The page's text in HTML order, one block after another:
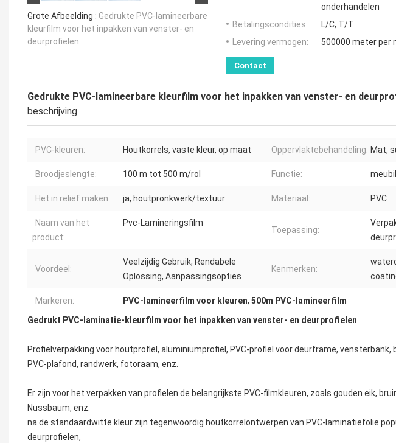
Grote Afbeelding : Gedrukte PVC-lamineerbare
kleurfilm voor het inpakken van venster- en
deurprofielen
onderhandelen
Betalingscondities:
L/C, T/T
Levering vermogen:
500000 meter per
Contact
Gedrukte PVC-lamineerbare kleurfilm voor het inpakken van venster- en
beschrijving
PVC-kleuren: Houtkorrels, vaste kleur, op maat Oppervlaktebehandeling: Mat,
Broodjeslengte: 100 m tot 500 m/rol Functie:
Het in reliëf maken: ja, houtpronkwerk/textuur Materiaal: PVC
Naam van het
product:
Pvc-Lamineringsfilm
Toepassing:
Voordeel:
Veelzijdig Gebruik, Rendabele
Oplossing, Aanpassingsopties
Kenmerken:
Markeren: PVC-lamineerfilm voor kleuren, 500m PVC-lamineerfilm
Gedrukt PVC-laminatie-kleurfilm voor het inpakken van venster- en deurprofielen
Profielverpakking voor houtprofiel, aluminiumprofiel, PVC-profiel voor deurframe, vensterbank,
PVC-plafond, randwerk, fotoraam, enz.
Er zijn voor het verpakken van profielen de belangrijkste PVC-filmkleuren, zoals gouden eik,
Nussbaum, enz.
na de standaardwitte kleur zijn tegenwoordig houtkorrelontwerpen van PVC-laminatiefolie
deurprofielen,